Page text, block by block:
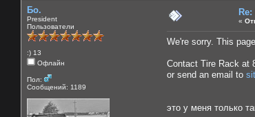
Бо.
President
Пользователи
:) 13
Офлайн
Пол:
Сообщений: 1189
«
We're sorry. This
Contact Tire Rack at
or send an email to
это у меня только